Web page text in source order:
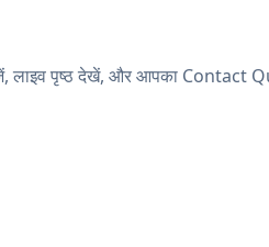
पृष्ठ देखें, और आपका Contact